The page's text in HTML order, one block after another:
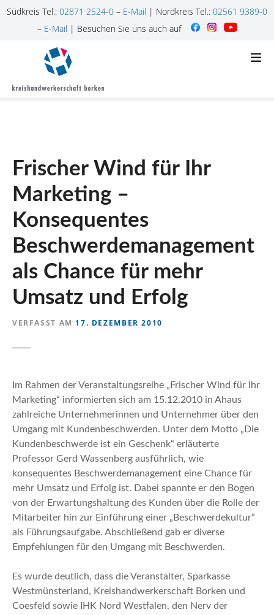
Südkreis Tel.: 02871 2524-0 – E-Mail | Nordkreis Tel.: 02561 9389-0
– E-Mail | Besuchen Sie uns auch auf
Frischer Wind für Ihr
Marketing –
Konsequentes
Beschwerdemanagement
als Chance für mehr
Umsatz und Erfolg
VERFASST AM 17. DEZEMBER 2010
Im Rahmen der Veranstaltungsreihe „Frischer Wind für Ihr
Marketing“ informierten sich am 15.12.2010 in Ahaus
zahlreiche Unternehmerinnen und Unternehmer über den
Umgang mit Kundenbeschwerden. Unter dem Motto „Die
Kundenbeschwerde ist ein Geschenk“ erläuterte
Professor Gerd Wassenberg ausführlich, wie
konsequentes Beschwerdemanagement eine Chance für
mehr Umsatz und Erfolg ist. Dabei spannte er den Bogen
von der Erwartungshaltung des Kunden über die Rolle der
Mitarbeiter hin zur Einführung einer „Beschwerdekultur“
als Führungsaufgabe. Abschließend gab er diverse
Empfehlungen für den Umgang mit Beschwerden.
Es wurde deutlich, dass die Veranstalter, Sparkasse
Westmünsterland, Kreishandwerkerschaft Borken und
Coesfeld sowie IHK Nord Westfalen, den Nerv der